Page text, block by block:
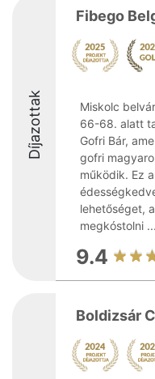
Díjazottak
Fibego
Miskolc
66-68. alatt
Gofri Bár,
gofri
működik. Ez
lehetőséget,
megkóstolni ...
9.4
Boldizsár